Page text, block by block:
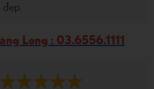
Long : 03.6556.1111